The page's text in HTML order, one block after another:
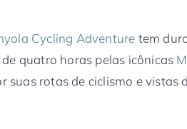
Cycling Adventure tem
quatro horas pelas icônicas
suas rotas de ciclismo e vistas